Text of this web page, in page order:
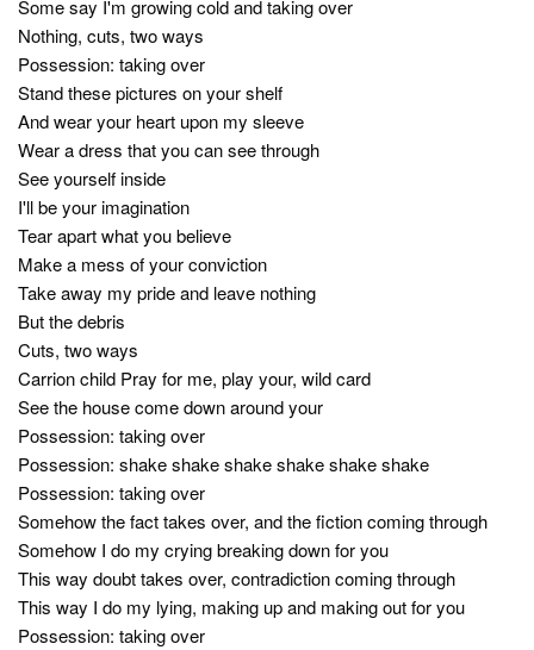
Some say I'm growing cold and taking over
Nothing, cuts, two ways
Possession: taking over
Stand these pictures on your shelf
And wear your heart upon my sleeve
Wear a dress that you can see through
See yourself inside
I'll be your imagination
Tear apart what you believe
Make a mess of your conviction
Take away my pride and leave nothing
But the debris
Cuts, two ways
Carrion child Pray for me, play your, wild card
See the house come down around your
Possession: taking over
Possession: shake shake shake shake shake shake
Possession: taking over
Somehow the fact takes over, and the fiction coming through
Somehow I do my crying breaking down for you
This way doubt takes over, contradiction coming through
This way I do my lying, making up and making out for you
Possession: taking over